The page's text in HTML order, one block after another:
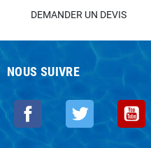
DEMANDER UN DEVIS
NOUS SUIVRE
Facebook Twitter